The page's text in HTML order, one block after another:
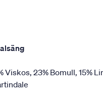
Viskos, 23% Bomull, 15%